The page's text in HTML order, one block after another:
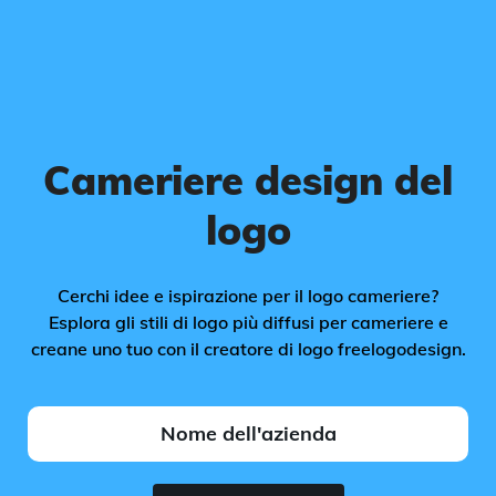
Cameriere design del
logo
Cerchi idee e ispirazione per il logo cameriere?
Esplora gli stili di logo più diffusi per cameriere e
creane uno tuo con il creatore di logo freelogodesign.